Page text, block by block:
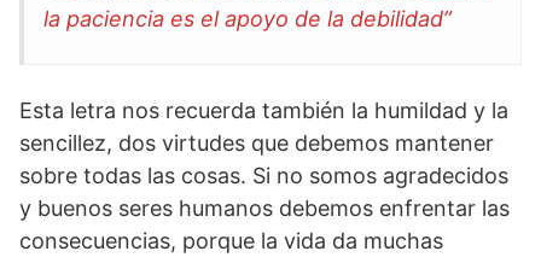
la paciencia es el apoyo de la debilidad”
Esta letra nos recuerda también la humildad y la
sencillez, dos virtudes que debemos mantener
sobre todas las cosas. Si no somos agradecidos
y buenos seres humanos debemos enfrentar las
consecuencias, porque la vida da muchas